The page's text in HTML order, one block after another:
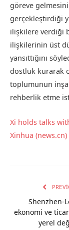
göreve
gerçekleştirdiği
ilişkilere verdiği
ilişkilerinin üst
yansıttığını
dostluk kurarak
toplumunun
rehberlik etme
Xi holds talks
Xinhua (news.cn)
Shenzhen-
ekonomi ve
yerel